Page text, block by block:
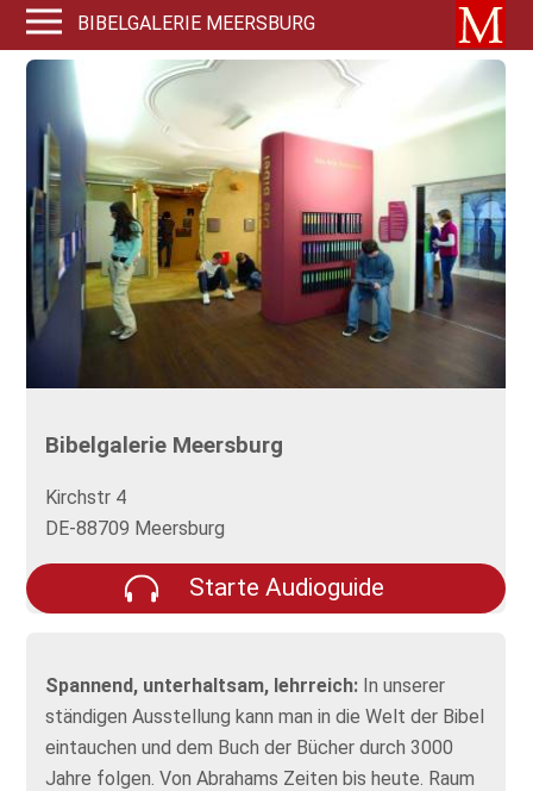
BIBELGALERIE MEERSBURG
Bibelgalerie Meersburg
Kirchstr 4
DE-88709 Meersburg
Starte Audioguide
Spannend, unterhaltsam, lehrreich: In unserer
ständigen Ausstellung kann man in die Welt der Bibel
eintauchen und dem Buch der Bücher durch 3000
Jahre folgen. Von Abrahams Zeiten bis heute. Raum